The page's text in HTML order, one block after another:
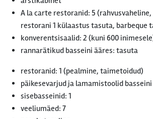
A la carte restoranid: 5
restorani 1 külaastus tasuta, barbeque
konverentsisaalid: 2 (kuni 600
rannarätikud basseini ääres: tasuta
restoranid: 1 (pealmine, taimetoidud)
päikesevarjud ja lamamistoolid
sisebasseinid: 1
veeliumäed: 7